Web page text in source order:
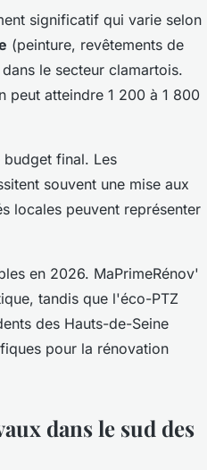
significatif qui varie selon
(peinture, revêtements de
le secteur clamartois.
peut atteindre 1 200 à 1 800
final. Les
souvent une mise aux
locales peuvent représenter
en 2026. MaPrimeRénov'
tandis que l'éco-PTZ
des Hauts-de-Seine
pour la rénovation
dans le sud des